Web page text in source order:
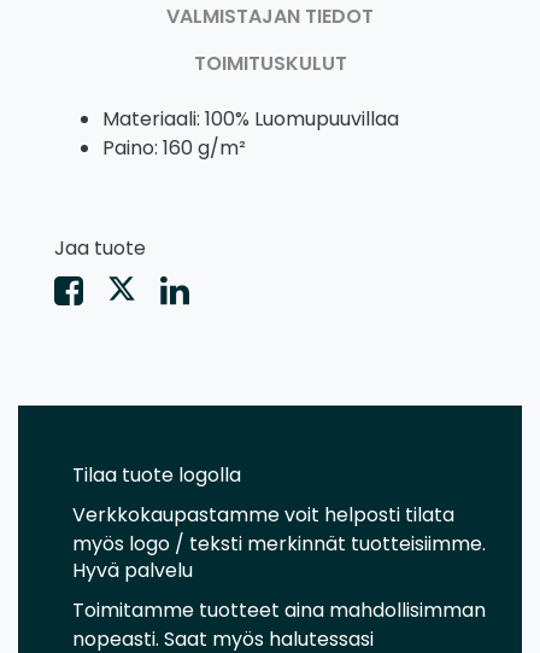
VALMISTAJAN TIEDOT
TOIMITUSKULUT
Materiaali: 100% Luomupuuvillaa
Paino: 160 g/m²
Jaa tuote
Tilaa tuote logolla
Verkkokaupastamme voit helposti tilata
myös logo / teksti merkinnät tuotteisiimme.
Hyvä palvelu
Toimitamme tuotteet aina mahdollisimman
nopeasti. Saat myös halutessasi